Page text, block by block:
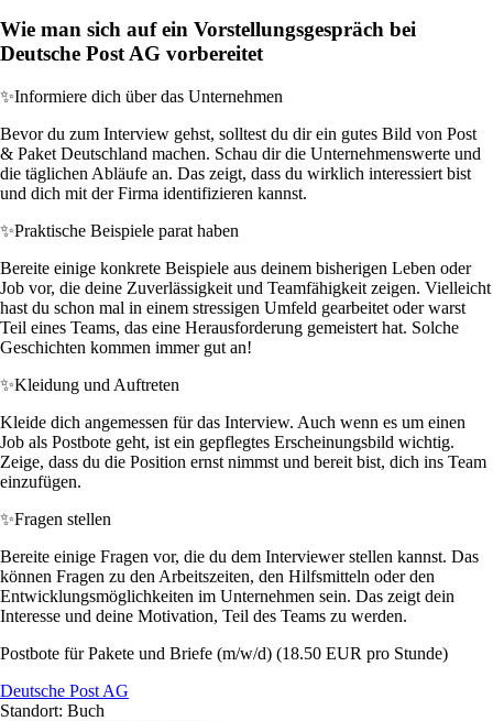
Wie man sich auf ein Vorstellungsgespräch bei
Deutsche Post AG vorbereitet
✨Informiere dich über das Unternehmen
Bevor du zum Interview gehst, solltest du dir ein gutes Bild von Post
& Paket Deutschland machen. Schau dir die Unternehmenswerte und
die täglichen Abläufe an. Das zeigt, dass du wirklich interessiert bist
und dich mit der Firma identifizieren kannst.
✨Praktische Beispiele parat haben
Bereite einige konkrete Beispiele aus deinem bisherigen Leben oder
Job vor, die deine Zuverlässigkeit und Teamfähigkeit zeigen. Vielleicht
hast du schon mal in einem stressigen Umfeld gearbeitet oder warst
Teil eines Teams, das eine Herausforderung gemeistert hat. Solche
Geschichten kommen immer gut an!
✨Kleidung und Auftreten
Kleide dich angemessen für das Interview. Auch wenn es um einen
Job als Postbote geht, ist ein gepflegtes Erscheinungsbild wichtig.
Zeige, dass du die Position ernst nimmst und bereit bist, dich ins Team
einzufügen.
✨Fragen stellen
Bereite einige Fragen vor, die du dem Interviewer stellen kannst. Das
können Fragen zu den Arbeitszeiten, den Hilfsmitteln oder den
Entwicklungsmöglichkeiten im Unternehmen sein. Das zeigt dein
Interesse und deine Motivation, Teil des Teams zu werden.
Postbote für Pakete und Briefe (m/w/d) (18.50 EUR pro Stunde)
Deutsche Post AG
Standort: Buch